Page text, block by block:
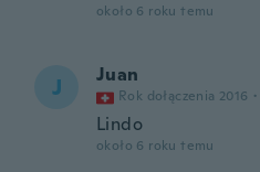
około 6 roku temu
J Juan
Rok dołączenia 2016 ·
Lindo
około 6 roku temu